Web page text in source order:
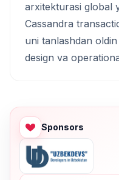
arxitekturasi global
Cassandra
uni tanlashdan
design va
Sponsors